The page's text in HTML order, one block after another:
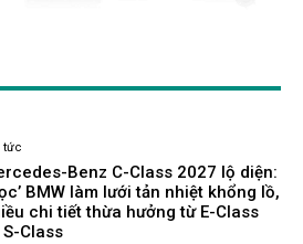
tức
Benz C-Class 2027 lộ diện:
BMW làm lưới tản nhiệt khổng lồ,
chi tiết thừa hưởng từ E-Class
S-Class